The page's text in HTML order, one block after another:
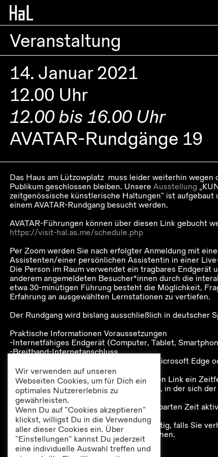
Veranstaltung
14. Januar 2021
12.00 Uhr
12.00 bis 16.00 Uhr
AVATAR-Rundgänge 19
Das Haus am Lützowplatz muss leider weiterhin wegen
Publikum geschlossen bleiben. Unsere Ausstellung
zeitgenössische künstlerische Haltungen“ ist aufgebaut
einem AVATAR-Rundgang besucht werden.
AVATAR-Führungen können über diesen Link gebucht
https://visit-hal.as.me/schedule.php
Per Zoom werden Sie nach erfolgter Anmeldung mit
Assistenten/einer persönlichen Assistentin in einer
Die Person im Raum verwendet ein tragbares Endgerät
anderem angemeldeten Besucher*innen durch die
etwa 30-minütigen Führung besteht die Möglichkeit,
Erfahrung an ausgewählten Lernstationen zu vertiefen.
Der Rundgang wird bislang ausschließlich in deutscher
Praktische Informationen Voraussetzungen
-Internetfähiges Endgerät (Computer, Tablet,
-Breitband-Internetanschluss
-Kompatible Browser: Google Chrome, Microsoft Edge
Ablauf
-Bitte suchen Sie sich über den genannten Link ein
-Sie erhalten eine E-Mail zur Bestätigung, in der sich
befindet.
-Diesen Link müssen Sie dann zur vereinbarten Zeit
Führung teilzunehmen.
-Bitte stornieren Sie den Termin rechtzeitig, falls Sie
anderen Gästen das Erlebnis zu ermöglichen.
Das Angebot ist kostenlos!
Wir verwenden auf unseren
Webseiten Cookies, um für Dich ein
optimales Nutzererlebnis zu
gewährleisten.
Wenn Du auf "Cookies akzeptieren"
klickst, willigst Du in die Verwendung
aller dieser Cookies ein. Über
"Einstellungen" kannst Du jederzeit
eine individuelle Auswahl treffen und